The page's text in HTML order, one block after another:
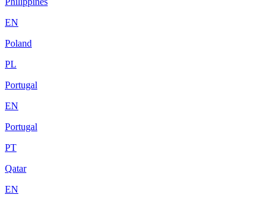
EN
Poland
PL
Portugal
EN
Portugal
PT
Qatar
EN